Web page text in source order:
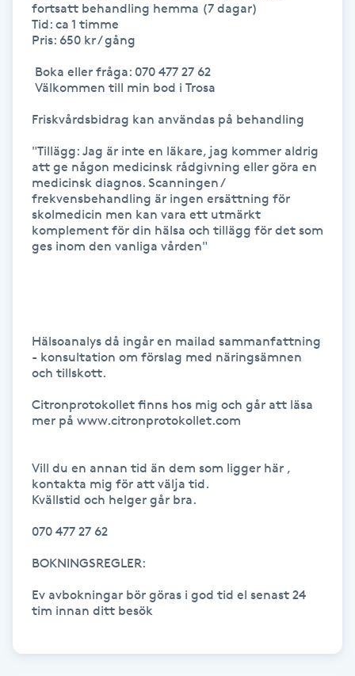
Huduppstramning
Hudvård
Hyperhidros
Hypnos
Hårförlängning
Hårvård
Hälsprickor
fortsatt behandling hemma (7 dagar)
Tid: ca 1 timme
Pris: 650 kr / gång
Friskvårdsbidrag kan användas på behandling
"Tillägg: Jag är inte en läkare, jag kommer aldrig
att ge någon medicinsk rådgivning eller göra en
medicinsk diagnos. Scanningen /
frekvensbehandling är ingen ersättning för
skolmedicin men kan vara ett utmärkt
komplement för din hälsa och tillägg för det som
ges inom den vanliga vården"
Hälsoanalys då ingår en mailad sammanfattning
- konsultation om förslag med näringsämnen
och tillskott.
Citronprotokollet finns hos mig och går att läsa
mer på www.citronprotokollet.com
Vill du en annan tid än dem som ligger här ,
kontakta mig för att välja tid.
Kvällstid och helger går bra.
070 477 27 62
BOKNINGSREGLER:
Ev avbokningar bör göras i god tid el senast 24
tim innan ditt besök